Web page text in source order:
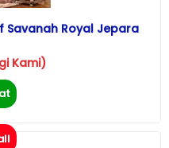
Savanah Royal Jepara
Kami)